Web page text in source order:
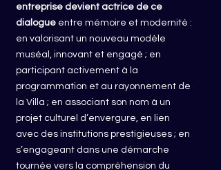
entreprise devient actrice de ce
dialogue entre mémoire et modernité :
en valorisant un nouveau modèle
muséal, innovant et engagé ; en
participant activement à la
programmation et au rayonnement de
la Villa ; en associant son nom à un
projet culturel d’envergure, en lien
avec des institutions prestigieuses ; en
s’engageant dans une démarche
tournée vers la compréhension du